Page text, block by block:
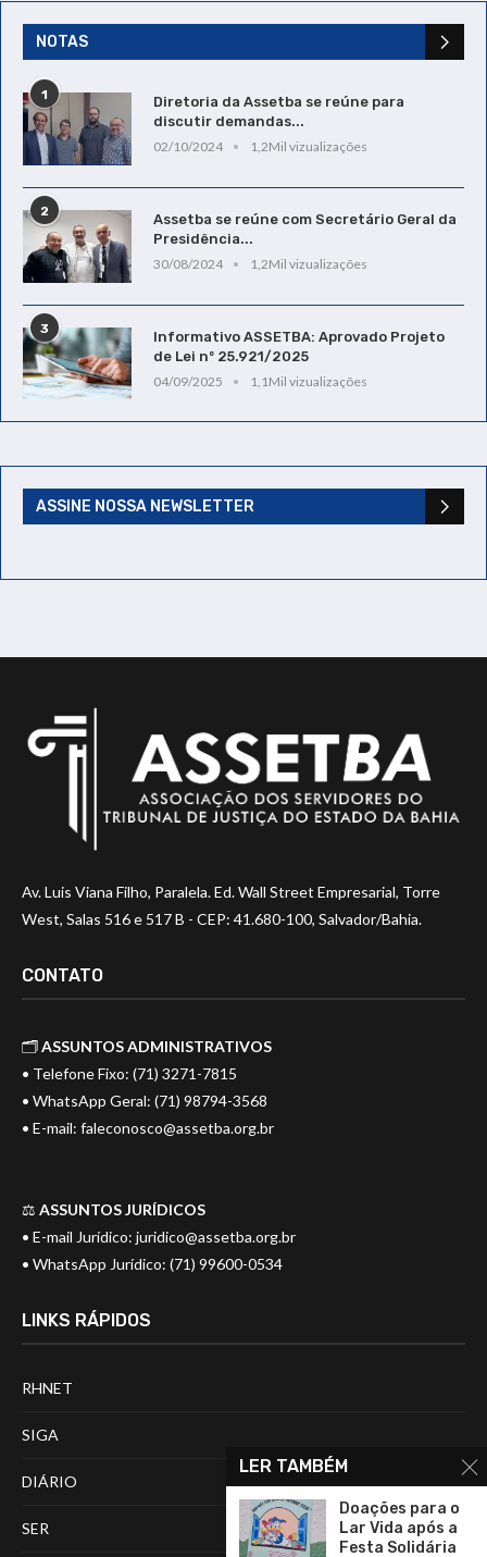
NOTAS
1
Diretoria da Assetba se reúne para
discutir demandas...
02/10/2024
1,2Mil vizualizações
2
Assetba se reúne com Secretário Geral da
Presidência...
30/08/2024
1,2Mil vizualizações
3
Informativo ASSETBA: Aprovado Projeto
de Lei nº 25.921/2025
04/09/2025
1,1Mil vizualizações
ASSINE NOSSA NEWSLETTER
Av. Luis Viana Filho, Paralela. Ed. Wall Street Empresarial, Torre
West, Salas 516 e 517 B - CEP: 41.680-100, Salvador/Bahia.
CONTATO
🗂️ASSUNTOS ADMINISTRATIVOS
• Telefone Fixo: (71) 3271-7815
• WhatsApp Geral: (71) 98794-3568
• E-mail: faleconosco@assetba.org.br
⚖️ ASSUNTOS JURÍDICOS
• E-mail Jurídico: juridico@assetba.org.br
• WhatsApp Jurídico: (71) 99600-0534
LINKS RÁPIDOS
RHNET
SIGA
DIÁRIO
SER
LER TAMBÉM
Doações para o
Lar Vida após a
Festa Solidária